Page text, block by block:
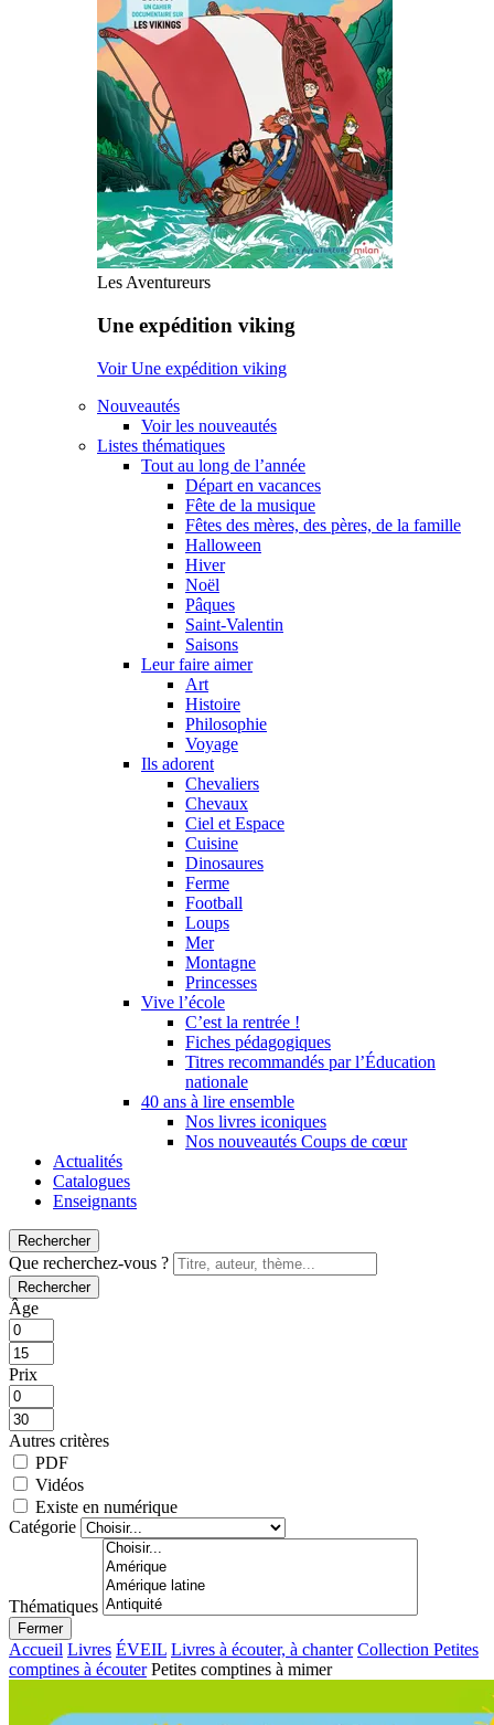
Les Aventureurs
Une expédition viking
Voir Une expédition viking
Nouveautés
Voir les nouveautés
Listes thématiques
Tout au long de l’année
Départ en vacances
Fête de la musique
Fêtes des mères, des pères, de la famille
Halloween
Hiver
Noël
Pâques
Saint-Valentin
Saisons
Leur faire aimer
Art
Histoire
Philosophie
Voyage
Ils adorent
Chevaliers
Chevaux
Ciel et Espace
Cuisine
Dinosaures
Ferme
Football
Loups
Mer
Montagne
Princesses
Vive l’école
C’est la rentrée !
Fiches pédagogiques
Titres recommandés par l’Éducation
nationale
40 ans à lire ensemble
Nos livres iconiques
Nos nouveautés Coups de cœur
Actualités
Catalogues
Enseignants
Rechercher
Que recherchez-vous ?
Rechercher
Âge
Prix
Autres critères
PDF
Vidéos
Existe en numérique
Catégorie
Thématiques
Fermer
Accueil Livres ÉVEIL Livres à écouter, à chanter Collection Petites
comptines à écouter Petites comptines à mimer